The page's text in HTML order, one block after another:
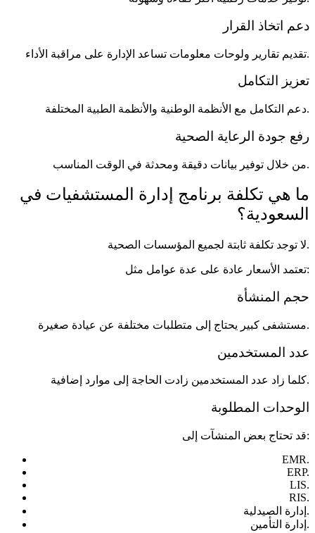
دعم اتخاذ القرار
تقديم تقارير ولوحات معلومات تساعد الإدارة على مراقبة الأداء.
تعزيز التكامل
دعم التكامل مع الأنظمة الوطنية والأنظمة الطبية المختلفة.
رفع جودة الرعاية الصحية
من خلال توفير بيانات دقيقة ومحدثة في الوقت المناسب.
ما هي تكلفة برنامج إدارة المستشفيات في
السعودية؟
لا توجد تكلفة ثابتة لجميع المؤسسات الصحية.
تعتمد الأسعار عادة على عدة عوامل مثل:
حجم المنشأة
مستشفى كبير يحتاج إلى متطلبات مختلفة عن عيادة صغيرة.
عدد المستخدمين
كلما زاد عدد المستخدمين زادت الحاجة إلى موارد إضافية.
الوحدات المطلوبة
قد تحتاج بعض المنشآت إلى:
EMR.
ERP.
LIS.
RIS.
إدارة الصيدلية.
إدارة التأمين.